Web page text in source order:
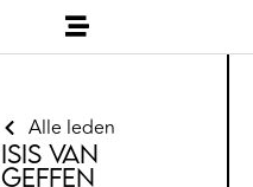
Alle leden
Isis van
Geffen